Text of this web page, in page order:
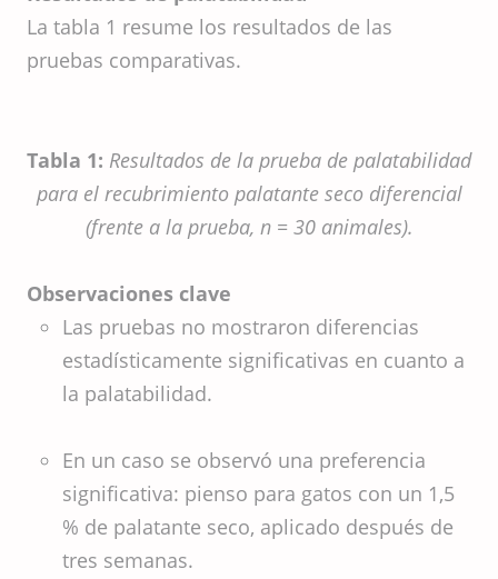
La tabla 1 resume los resultados de las
pruebas comparativas.
Tabla 1: Resultados de la prueba de palatabilidad
para el recubrimiento palatante seco diferencial
(frente a la prueba, n = 30 animales).
Observaciones clave
Las pruebas no mostraron diferencias
estadísticamente significativas en cuanto a
la palatabilidad.
En un caso se observó una preferencia
significativa: pienso para gatos con un 1,5
% de palatante seco, aplicado después de
tres semanas.